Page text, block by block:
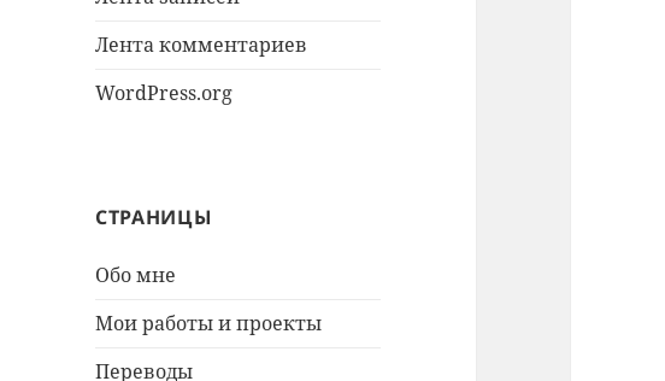
Лента комментариев
WordPress.org
СТРАНИЦЫ
Обо мне
Мои работы и проекты
Переводы